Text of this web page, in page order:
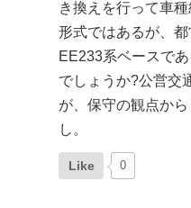
き換えを行って車
形式ではあるが、
EE233系ベースで
でしょうか?公営交
が、保守の観点か
し。
Like 0